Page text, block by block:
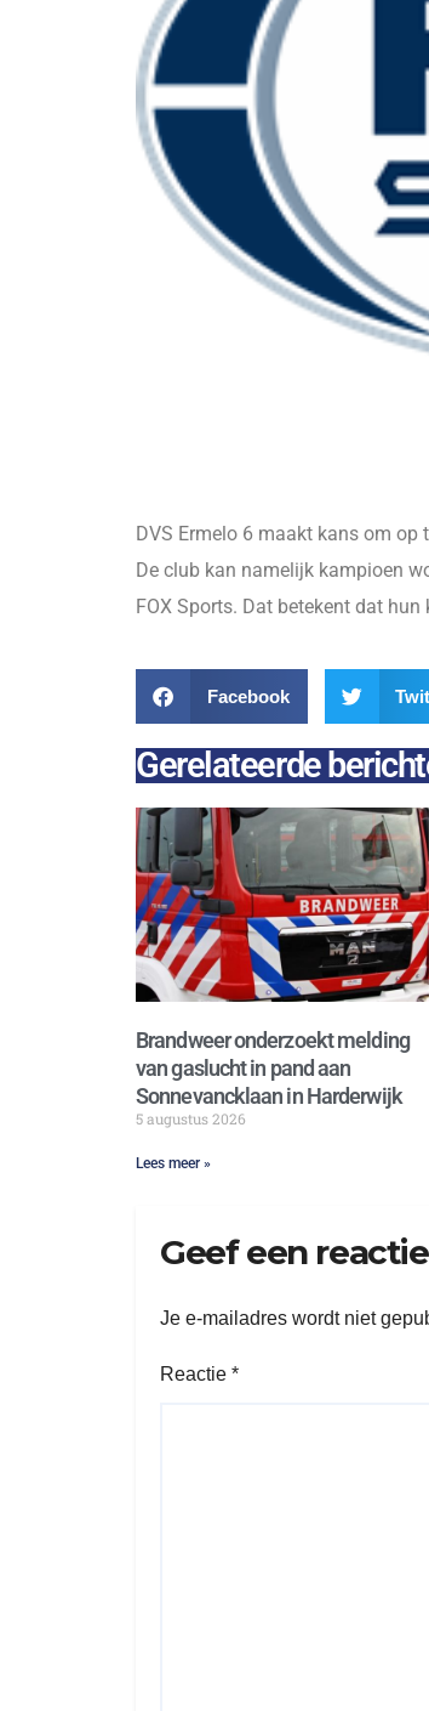
DVS Ermelo 6 maakt kans om op
De club kan namelijk kampioen
FOX Sports. Dat betekent dat
Facebook
Gerelateerde
Brandweer onderzoekt melding
van gaslucht in pand aan
Sonnevancklaan in Harderwijk
5 augustus 2026
Lees meer »
Geef een reactie
Je e-mailadres wordt niet
Reactie *